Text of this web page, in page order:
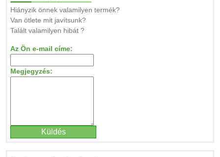
Hiányzik önnek valamilyen termék?
Van ötlete mit javítsunk?
Talált valamilyen hibát ?
Az Ön e-mail címe:
Megjegyzés: